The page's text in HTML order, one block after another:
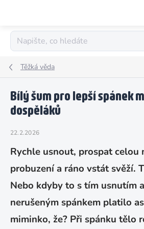
Těžká věda
Bílý šum pro lepší spánek
dospěláků
22.2.2026
Rychle usnout, prospat celou
probuzení a ráno vstát svěží.
Nebo kdyby to s tím usnutím
nerušeným spánkem platilo
miminko, že? Při spánku tělo